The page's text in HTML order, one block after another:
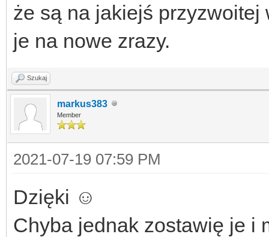
że są na jakiejś
je na nowe zrazy.
Szukaj
markus383
Member
2021-07-19 07:59 PM
Dzięki ☺️
Chyba jednak zostawię je i